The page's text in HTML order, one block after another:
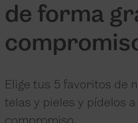
de forma
Elige tus 5 favoritos de
telas y pieles y pídelos